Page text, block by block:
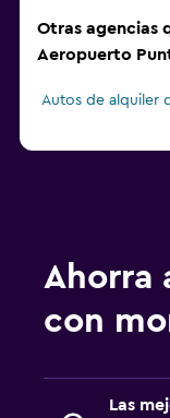
Otras agencias
Aeropuerto
Autos de alquiler
Ahorra
con
Las